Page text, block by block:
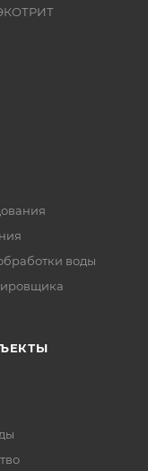
воды